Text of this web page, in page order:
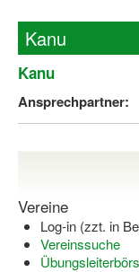
Qualifizierung
Fachtag
Projekte
Open Sports
Kanu
Kanu
Ansprechpartner:
Vereine
Log-in (zzt. in
Vereinssuche